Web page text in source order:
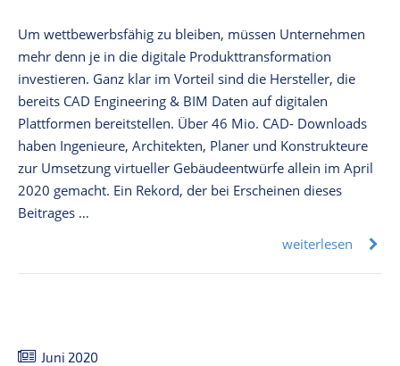
Um wettbewerbsfähig zu bleiben, müssen Unternehmen
mehr denn je in die digitale Produkttransformation
investieren. Ganz klar im Vorteil sind die Hersteller, die
bereits CAD Engineering & BIM Daten auf digitalen
Plattformen bereitstellen. Über 46 Mio. CAD- Downloads
haben Ingenieure, Architekten, Planer und Konstrukteure
zur Umsetzung virtueller Gebäudeentwürfe allein im April
2020 gemacht. Ein Rekord, der bei Erscheinen dieses
Beitrages …
weiterlesen
Juni 2020